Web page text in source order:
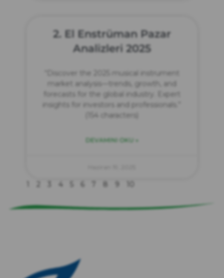
2. El Enstrüman Pazar
Analizleri 2025
“Discover the 2025 musical instrument
market analysis—trends, growth, and
forecasts for the global industry. Expert
insights for investors and professionals.”
(154 characters)
DEVAMINI OKU »
4